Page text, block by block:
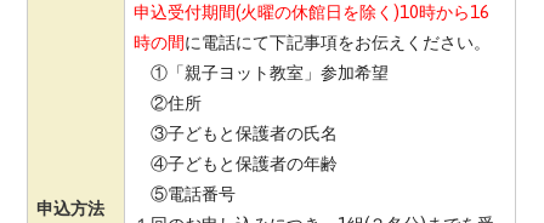
申込方法
申込受付期間(火曜の休館日を除く)10時から16
時の間に電話にて下記事項をお伝えください。
①「親子ヨット教室」参加希望
②住所
③子どもと保護者の氏名
④子どもと保護者の年齢
⑤電話番号